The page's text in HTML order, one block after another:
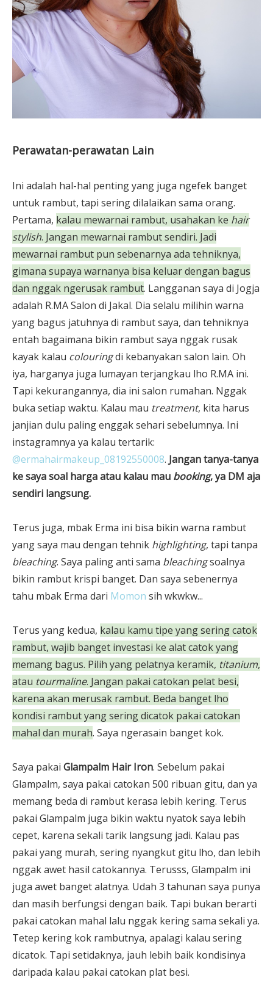
Perawatan-perawatan Lain
Ini adalah hal-hal penting yang juga ngefek banget
untuk rambut, tapi sering dilalaikan sama orang.
Pertama, kalau mewarnai rambut, usahakan ke hair
stylish. Jangan mewarnai rambut sendiri. Jadi
mewarnai rambut pun sebenarnya ada tehniknya,
gimana supaya warnanya bisa keluar dengan bagus
dan nggak ngerusak rambut. Langganan saya di Jogja
adalah R.MA Salon di Jakal. Dia selalu milihin warna
yang bagus jatuhnya di rambut saya, dan tehniknya
entah bagaimana bikin rambut saya nggak rusak
kayak kalau colouringdi kebanyakan salon lain. Oh
iya, harganya juga lumayan terjangkau lho R.MA ini.
Tapi kekurangannya, dia ini salon rumahan. Nggak
buka setiap waktu. Kalau mau treatment, kita harus
janjian dulu paling enggak sehari sebelumnya. Ini
instagramnya ya kalau tertarik:
@ermahairmakeup_08192550008. Jangan tanya-tanya
ke saya soal harga atau kalau mau booking, ya DM aja
sendiri langsung.
Terus juga, mbak Erma ini bisa bikin warna rambut
yang saya mau dengan tehnik highlighting, tapi tanpa
bleaching. Saya paling anti sama bleachingsoalnya
bikin rambut krispi banget. Dan saya sebenernya
tahu mbak Erma dari Momon sih wkwkw...
Terus yang kedua, kalau kamu tipe yang sering catok
rambut, wajib banget investasi ke alat catok yang
memang bagus. Pilih yang pelatnya keramik, titanium,
atau tourmaline. Jangan pakai catokan pelat besi,
karena akan merusak rambut. Beda banget lho
kondisi rambut yang sering dicatok pakai catokan
mahal dan murah. Saya ngerasain banget kok.
Saya pakai Glampalm Hair Iron. Sebelum pakai
Glampalm, saya pakai catokan 500 ribuan gitu, dan ya
memang beda di rambut kerasa lebih kering. Terus
pakai Glampalm juga bikin waktu nyatok saya lebih
cepet, karena sekali tarik langsung jadi. Kalau pas
pakai yang murah, sering nyangkut gitu lho, dan lebih
nggak awet hasil catokannya. Terusss, Glampalm ini
juga awet banget alatnya. Udah 3 tahunan saya punya
dan masih berfungsi dengan baik. Tapi bukan berarti
pakai catokan mahal lalu nggak kering sama sekali ya.
Tetep kering kok rambutnya, apalagi kalau sering
dicatok. Tapi setidaknya, jauh lebih baik kondisinya
daripada kalau pakai catokan plat besi.